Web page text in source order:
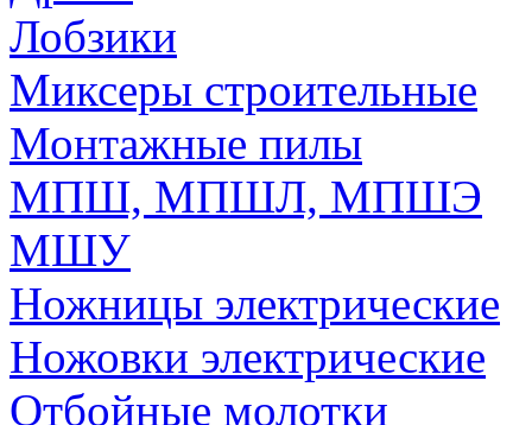
Лобзики
Миксеры строительные
Монтажные пилы
МПШ, МПШЛ, МПШЭ
МШУ
Ножницы электрические
Ножовки электрические
Отбойные молотки